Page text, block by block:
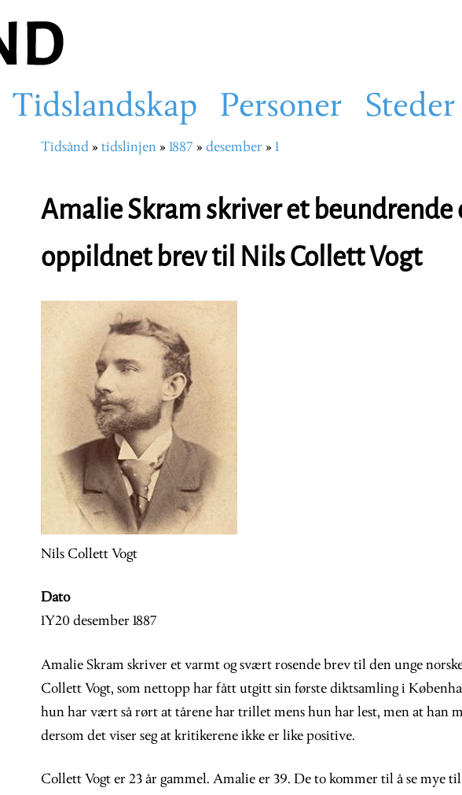
Tidslandskap Personer Steder
Navigasjonssti
Tidsånd tidslinjen 1887 desember 1
Amalie Skram skriver et beundrende
oppildnet brev til Nils Collett Vogt
Nils Collett Vogt
Dato
1Y20 desember 1887
Amalie Skram skriver et varmt og svært rosende brev til den unge
Collett Vogt, som nettopp har fått utgitt sin første diktsamling i
hun har vært så rørt at tårene har trillet mens hun har lest, men at han
dersom det viser seg at kritikerene ikke er like positive.
Collett Vogt er 23 år gammel. Amalie er 39. De to kommer til å se mye